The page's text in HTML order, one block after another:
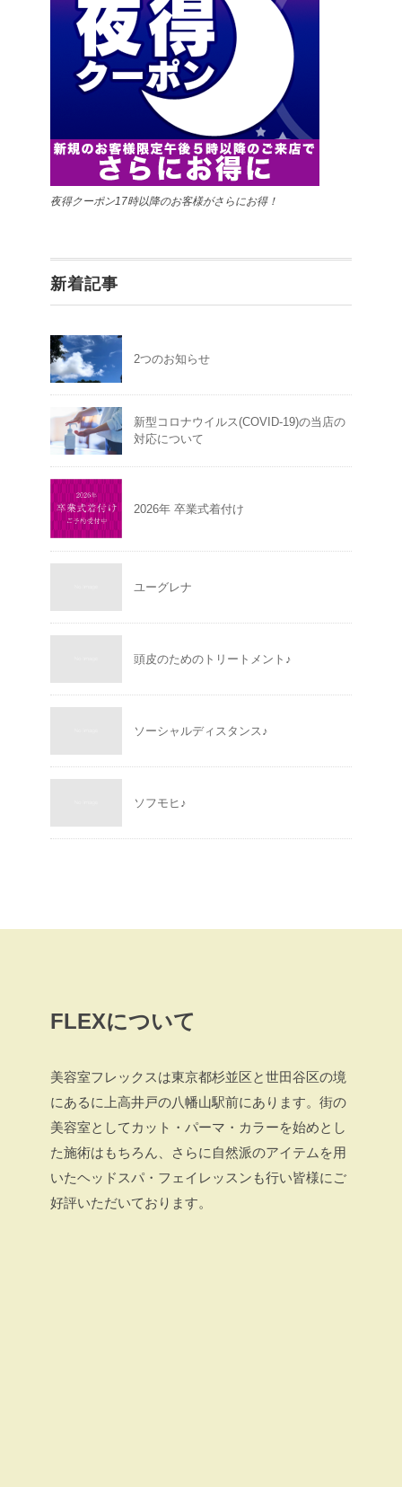
夜得クーポン17時以降のお客様がさらにお得！
新着記事
2つのお知らせ
新型コロナウイルス(COVID-19)の当店の
対応について
2026年 卒業式着付け
ユーグレナ
頭皮のためのトリートメント♪
ソーシャルディスタンス♪
ソフモヒ♪
FLEXについて
美容室フレックスは東京都杉並区と世田谷区の境
にあるに上高井戸の八幡山駅前にあります。街の
美容室としてカット・パーマ・カラーを始めとし
た施術はもちろん、さらに自然派のアイテムを用
いたヘッドスパ・フェイレッスンも行い皆様にご
好評いただいております。